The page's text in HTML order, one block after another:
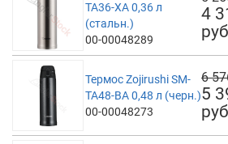
TA36-XA 0,36 л
(стальн.)
00-00048289
4
Термос Zojirushi SM-
TA48-BA 0,48 л (черн.)
00-00048273
6
5